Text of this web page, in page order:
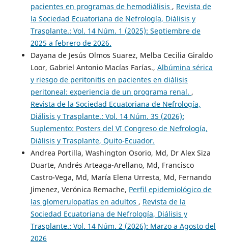
pacientes en programas de hemodiálisis , Revista de
la Sociedad Ecuatoriana de Nefrología, Diálisis y
Trasplante.: Vol. 14 Núm. 1 (2025): Septiembre de
2025 a febrero de 2026.
Dayana de Jesús Olmos Suarez, Melba Cecilia Giraldo
Loor, Gabriel Antonio Macías Farías., Albúmina sérica
y riesgo de peritonitis en pacientes en diálisis
peritoneal: experiencia de un programa renal. ,
Revista de la Sociedad Ecuatoriana de Nefrología,
Diálisis y Trasplante.: Vol. 14 Núm. 3S (2026):
Suplemento: Posters del VI Congreso de Nefrología,
Diálisis y Trasplante, Quito-Ecuador.
Andrea Portilla, Washington Osorio, Md, Dr Alex Siza
Duarte, Andrés Arteaga-Arellano, Md, Francisco
Castro-Vega, Md, María Elena Urresta, Md, Fernando
Jimenez, Verónica Remache, Perfil epidemiológico de
las glomerulopatías en adultos , Revista de la
Sociedad Ecuatoriana de Nefrología, Diálisis y
Trasplante.: Vol. 14 Núm. 2 (2026): Marzo a Agosto del
2026